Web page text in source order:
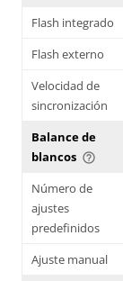
Flash integrado
Flash externo
Velocidad de
sincronización
Balance de
blancos help_outline
Número de
ajustes
predefinidos
Ajuste manual